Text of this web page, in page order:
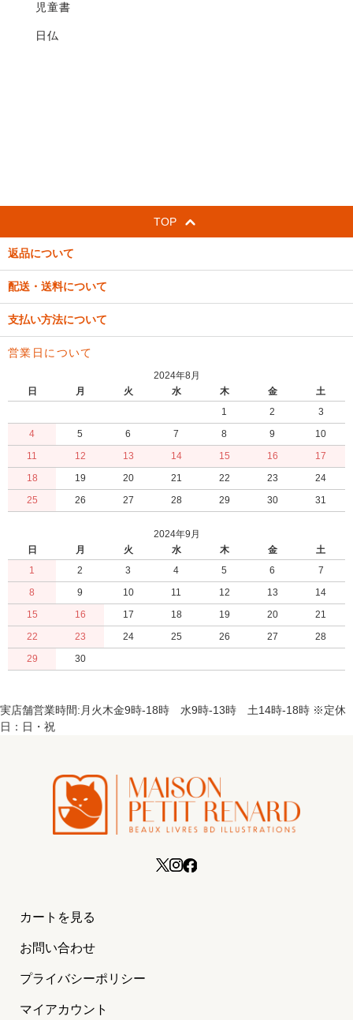
児童書
日仏
TOP
返品について
配送・送料について
支払い方法について
営業日について
2024年8月
日
月 火 水 木 金
土
1
2
3
4
5 6 7 8 9
10
11
12 13 14 15 16
17
18
19 20 21 22 23
24
25
26 27 28 29 30 31
2024年9月
日
月 火 水 木 金
土
1
2 3 4 5 6
7
8
9 10 11 12 13
14
15
16 17 18 19 20
21
22
23 24 25 26 27
28
29
30
実店舗営業時間:月火木金9時-18時 水9時-13時 土14時-18時 ※定休
日：日・祝
カートを見る
お問い合わせ
プライバシーポリシー
マイアカウント